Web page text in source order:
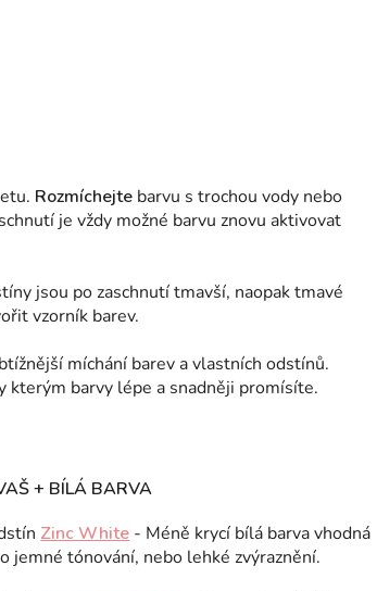
Rozmíchejte barvu s trochou vody nebo
je vždy možné barvu znovu aktivovat
jsou po zaschnutí tmavší, naopak tmavé
vzorník barev.
míchání barev a vlastních odstínů.
kterým barvy lépe a snadněji promísíte.
+ BÍLÁ BARVA
Zinc White - Méně krycí bílá barva vhodná
jemné tónování, nebo lehké zvýraznění.